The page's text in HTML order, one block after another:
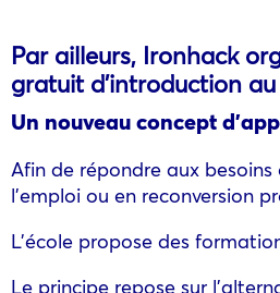
Par ailleurs, Ironhack
gratuit d’introduction
Un nouveau concept
Afin de répondre aux
l’emploi ou en reconversion
L’école propose des
Le principe repose sur